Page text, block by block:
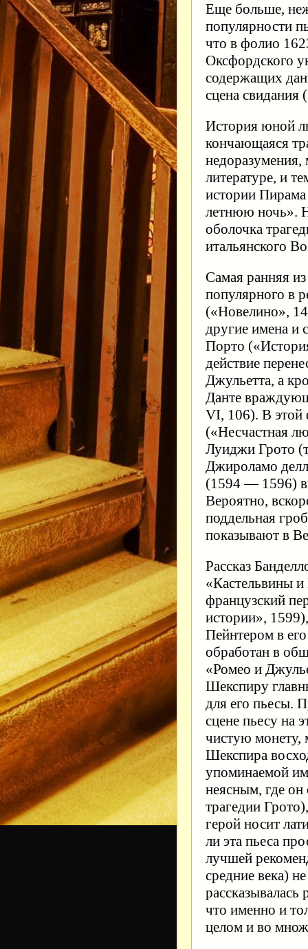
Еще больше,
популярности
что в фолио
Оксфордского
содержащих
сцена свидания
История юной
кончающаяся
недоразумения,
литературе, и
истории
летнюю ночь».
оболочка
итальянского
Самая ранняя
популярного в
(«Новелино»,
другие имена и
Порто
действие
Джульетта, а
Данте
VI, 106). В этой
(«Несчастная
Луиджи Грото
Джироламо
(1594 — 1596)
Вероятно,
поддельная
показывают в
Рассказ
«Кастельвины
французский
истории»,
Пейнтером в
обработан в
«Ромео и
Шекспиру
для его пьесы.
сцене пьесу на
чистую монету,
Шекспира
упоминаемой
неясным, где он
трагедии
герой носит
ли эта пьеса
лучшей
средние века)
что именно и
целом и во